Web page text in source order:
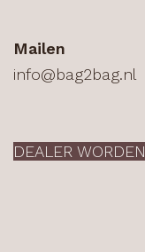
Mailen
info@bag2bag.nl
DEALER WORDEN